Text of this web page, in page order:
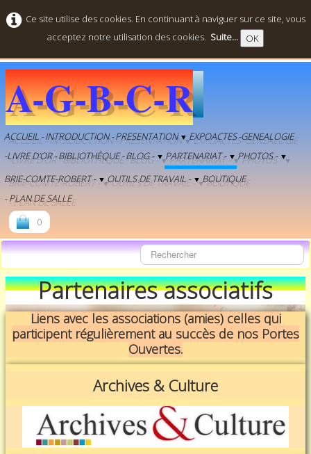
Ce site utilise des cookies. En continuant à naviguer sur ce site, vous
acceptez notre utilisation des cookies. Suite... OK
A-G-B-C-R
ACCUEIL -INTRODUCTION -PRESENTATION▼ EXPOACTES-GENEALOGIE
-LIVRE D'OR -BIBLIOTHÈQUE -BLOG - ▼ PARTENARIAT - ▼ PHOTOS - ▼
BRIE-COMTE-ROBERT - ▼ OUTILS DE TRAVAIL - ▼ BOUTIQUE
- PLAN DE SALLE
0
Partenaires associatifs
Liens avec les associations (amies) celles qui
participent régulièrement au succès de nos Portes
Ouvertes.
Archives & Culture